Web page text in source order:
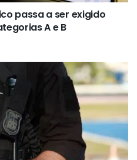
passa a ser exigido
A e B